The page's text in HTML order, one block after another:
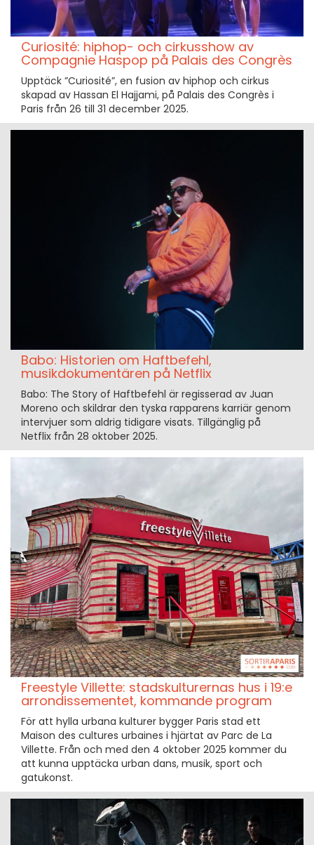
Curiosité: hiphop- och cirkusshow av
Compagnie Haspop på Palais des Congrès
Upptäck ”Curiosité”, en fusion av hiphop och cirkus
skapad av Hassan El Hajjami, på Palais des Congrès i
Paris från 26 till 31 december 2025.
Babo: Historien om Haftbefehl,
musikdokumentären på Netflix
Babo: The Story of Haftbefehl är regisserad av Juan
Moreno och skildrar den tyska rapparens karriär genom
intervjuer som aldrig tidigare visats. Tillgänglig på
Netflix från 28 oktober 2025.
Freestyle Villette: stadskulturernas hus i 19:e
arrondissementet, kommande program
För att hylla urbana kulturer bygger Paris stad ett
Maison des cultures urbaines i hjärtat av Parc de La
Villette. Från och med den 4 oktober 2025 kommer du
att kunna upptäcka urban dans, musik, sport och
gatukonst.